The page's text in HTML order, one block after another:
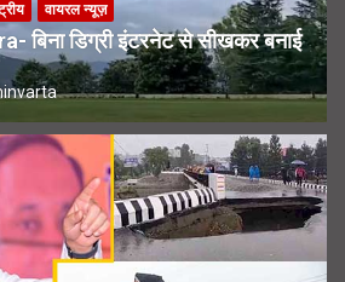
वायरल न्यूज़
बिना डिग्री इंटरनेट से सीखकर बनाई